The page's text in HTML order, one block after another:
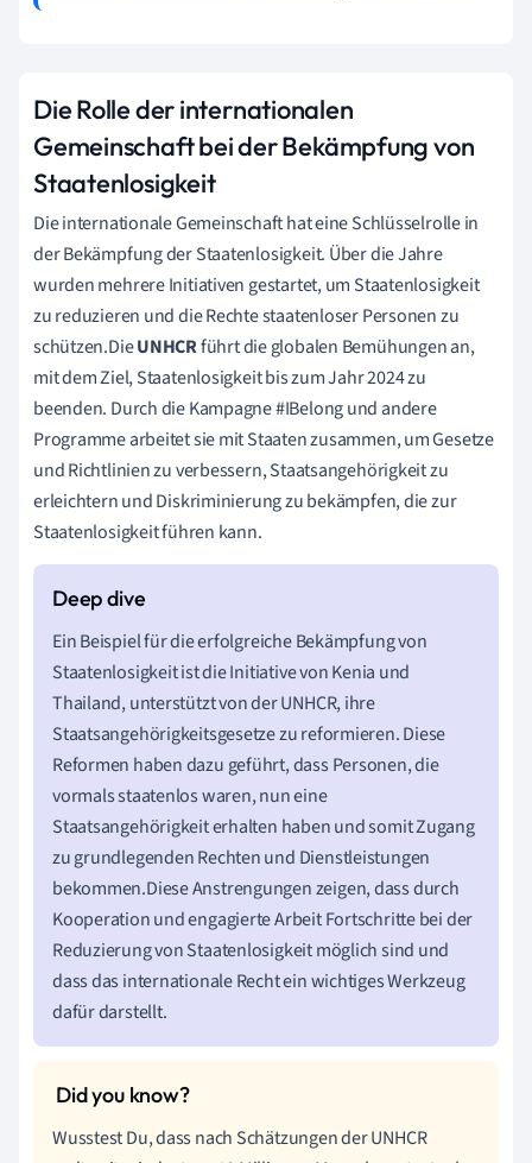
Die Rolle der internationalen
Gemeinschaft bei der Bekämpfung von
Staatenlosigkeit
Die internationale Gemeinschaft hat eine Schlüsselrolle in
der Bekämpfung der Staatenlosigkeit. Über die Jahre
wurden mehrere Initiativen gestartet, um Staatenlosigkeit
zu reduzieren und die Rechte staatenloser Personen zu
schützen.DieUNHCRführt die globalen Bemühungen an,
mit dem Ziel, Staatenlosigkeit bis zum Jahr 2024 zu
beenden. Durch die Kampagne #IBelong und andere
Programme arbeitet sie mit Staaten zusammen, um Gesetze
und Richtlinien zu verbessern, Staatsangehörigkeit zu
erleichtern und Diskriminierung zu bekämpfen, die zur
Staatenlosigkeit führen kann.
Ein Beispiel für die erfolgreiche Bekämpfung von
Staatenlosigkeit ist die Initiative von Kenia und
Thailand, unterstützt von der UNHCR, ihre
Staatsangehörigkeitsgesetze zu reformieren. Diese
Reformen haben dazu geführt, dass Personen, die
vormals staatenlos waren, nun eine
Staatsangehörigkeit erhalten haben und somit Zugang
zu grundlegenden Rechten und Dienstleistungen
bekommen.Diese Anstrengungen zeigen, dass durch
Kooperation und engagierte Arbeit Fortschritte bei der
Reduzierung von Staatenlosigkeit möglich sind und
dass das internationale Recht ein wichtiges Werkzeug
dafür darstellt.
Wusstest Du, dass nach Schätzungen der UNHCR